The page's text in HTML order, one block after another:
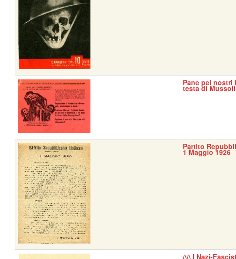
Pane pei nostri
testa di
Partito
1 Maggio 1926
/\/\ I Nazi-